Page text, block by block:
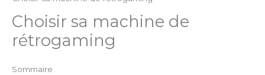
Choisir sa machine de
rétrogaming
Sommaire